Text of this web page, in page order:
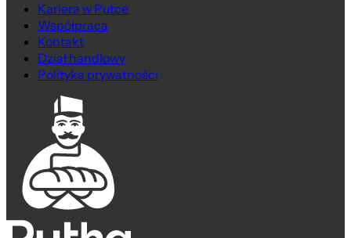
Kariera w Putce
Współpraca
Kontakt
Dział handlowy
Polityka prywatności